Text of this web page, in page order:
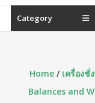
Category
Home / เครื่องชั่
Balances and